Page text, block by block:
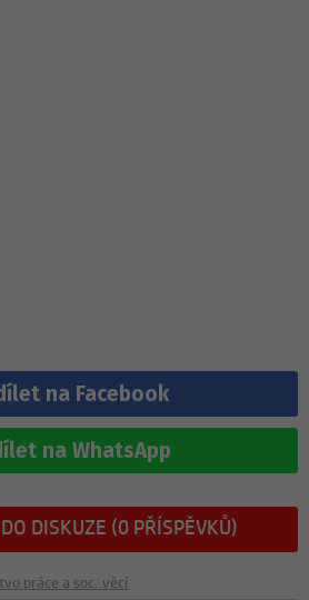
na Facebook
na WhatsApp
DISKUZE (0 PŘÍSPĚVKŮ)
práce a soc. věcí